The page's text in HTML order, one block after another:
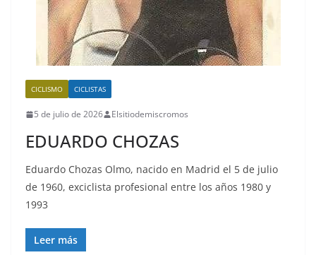
CICLISMO CICLISTAS
5 de julio de 2026 Elsitiodemiscromos
EDUARDO CHOZAS
Eduardo Chozas Olmo, nacido en Madrid el 5 de julio
de 1960, exciclista profesional entre los años 1980 y
1993
Leer más